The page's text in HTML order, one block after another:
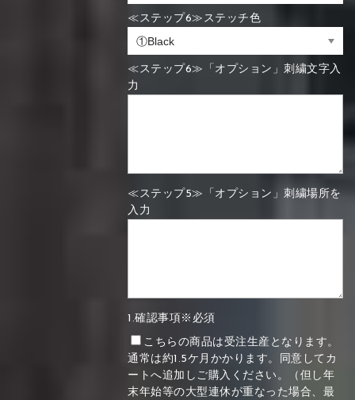
≪ステップ6≫ステッチ色
≪ステップ6≫「オプション」刺繍文字入
力
≪ステップ5≫「オプション」刺繍場所を
入力
1.確認事項※必須
こちらの商品は受注生産となります。
通常は約1.5ケ月かかります。同意してカ
ートへ追加しご購入ください。（但し年
末年始等の大型連休が重なった場合、最